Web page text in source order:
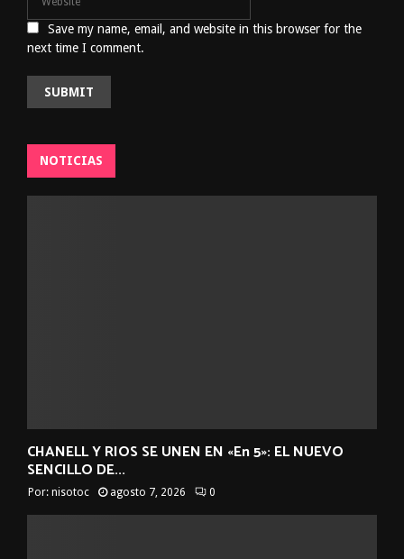
Save my name, email, and website in this browser for the
next time I comment.
NOTICIAS
CHANELL Y RIOS SE UNEN EN «En 5»: EL NUEVO
SENCILLO DE...
Por: nisotoc agosto 7, 2026 0